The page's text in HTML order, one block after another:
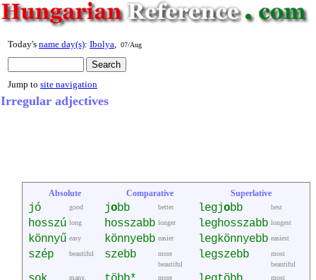
Today's name day(s): Ibolya 07/Aug
Jump to site navigation
Irregular adjectives
Absolute Comparative Superlative
jó good jobb better legjobb best
hosszú long hosszabb longer leghosszabb longest
könnyű easy könnyebb easier legkönnyebb easiest
szép beautiful szebb
more
beautiful
legszebb
most
beautiful
many,
more most